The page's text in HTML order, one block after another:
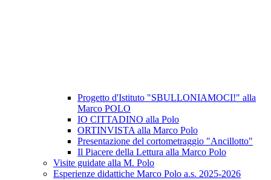
Progetto d'Istituto "SBULLONIAMOCI!" alla
Marco POLO
IO CITTADINO alla Polo
ORTINVISTA alla Marco Polo
Presentazione del cortometraggio "Ancillotto"
Il Piacere della Lettura alla Marco Polo
Visite guidate alla M. Polo
Esperienze didattiche Marco Polo a.s. 2025-2026